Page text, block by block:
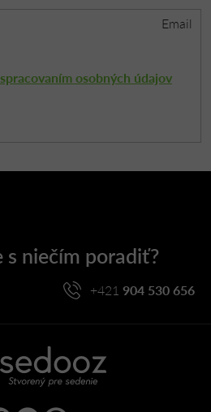
Email
spracovaním osobných údajov
+421 904 530 656